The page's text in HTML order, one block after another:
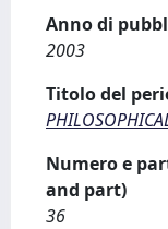
Anno di
2003
Titolo del
Numero e
and part)
36